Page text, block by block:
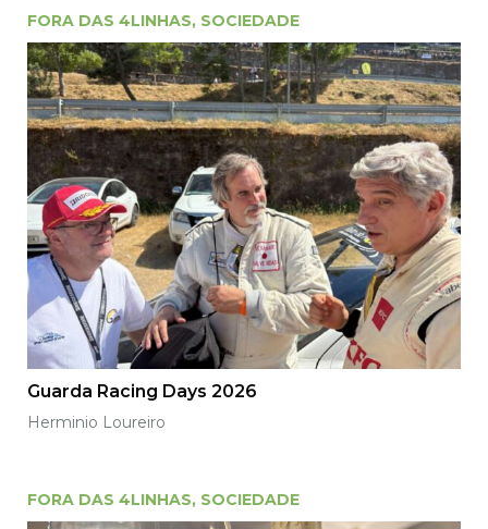
FORA DAS 4LINHAS, SOCIEDADE
Guarda Racing Days 2026
Herminio Loureiro
FORA DAS 4LINHAS, SOCIEDADE